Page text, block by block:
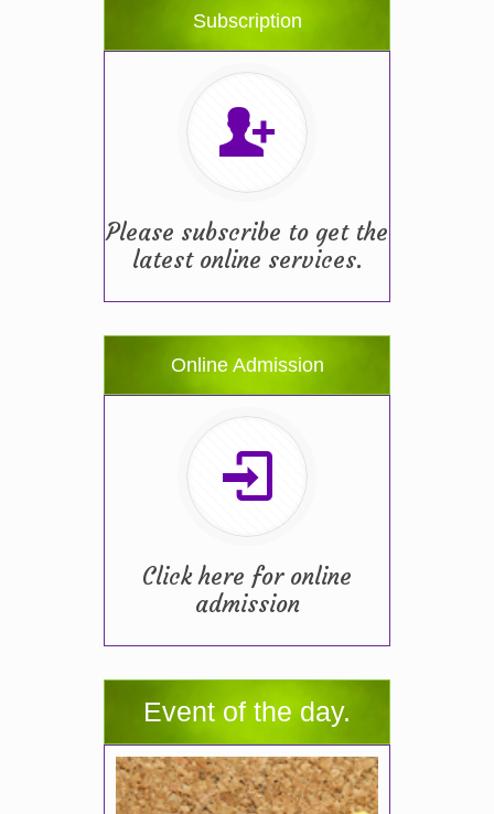
Subscription
Please subscribe to get the
latest online services.
Online Admission
Click here for online
admission
Event of the day.